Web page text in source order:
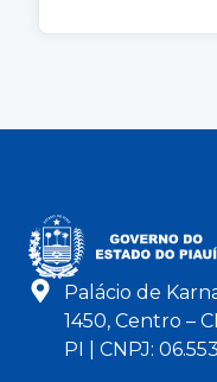
Palácio de
1450, Centro –
PI | CNPJ: